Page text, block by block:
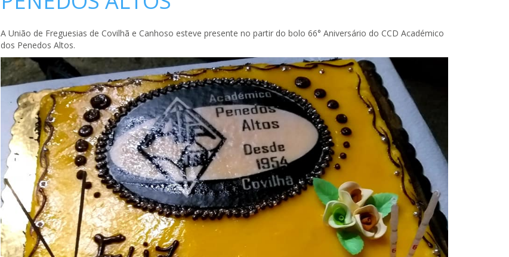
A União de Freguesias de Covilhã e Canhoso esteve presente no partir do bolo 66° Aniversário do CCD Académico
dos Penedos Altos.